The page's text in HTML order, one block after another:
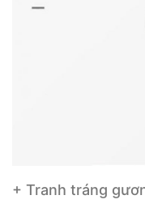
+ Tranh tráng